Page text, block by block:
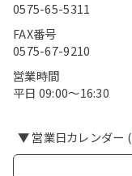
0575-65-5311
FAX番号
0575-67-9210
営業時間
平日 09:00〜16:30
▼ 営業日カレンダー (